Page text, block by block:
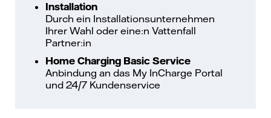
Installation
Durch ein Installationsunternehmen
Ihrer Wahl oder eine:n Vattenfall
Partner:in
Home Charging Basic Service
Anbindung an das My InCharge Portal
und 24/7 Kundenservice